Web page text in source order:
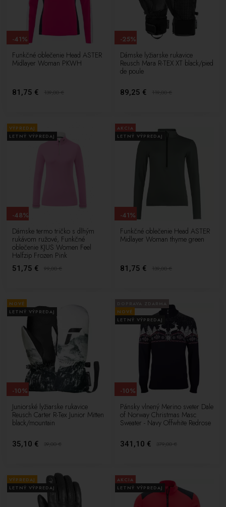
Funkčné oblečenie Head ASTER
Midlayer Woman PKWH
81,75 € 139,00€
-41%
Dámske lyžiarske rukavice
Reusch Mara R-TEX XT black/pied
de poule
89,25 € 119,00€
-25%
VÝPREDAJ
LETNÝ VÝPREDAJ
Dámske termo tričko s dlhým
rukávom ružové, Funkčné
oblečenie KJUS Women Feel
Halfzip Frozen Pink
51,75 € 99,00€
-48%
AKCIA
LETNÝ VÝPREDAJ
Funkčné oblečenie Head ASTER
Midlayer Woman thyme green
81,75 € 139,00€
-41%
NOVÉ
LETNÝ VÝPREDAJ
Juniorské lyžiarske rukavice
Reusch Carter R-Tex Junior Mitten
black/mountain
35,10 € 39,00€
-10%
NOVÉ
LETNÝ VÝPREDAJ
Pánsky vlnený Merino sveter Dale
of Norway Christmas Masc
Sweater - Navy Offwhite Redrose
341,10 € 379,00€
-10%
VÝPREDAJ
LETNÝ VÝPREDAJ
AKCIA
LETNÝ VÝPREDAJ